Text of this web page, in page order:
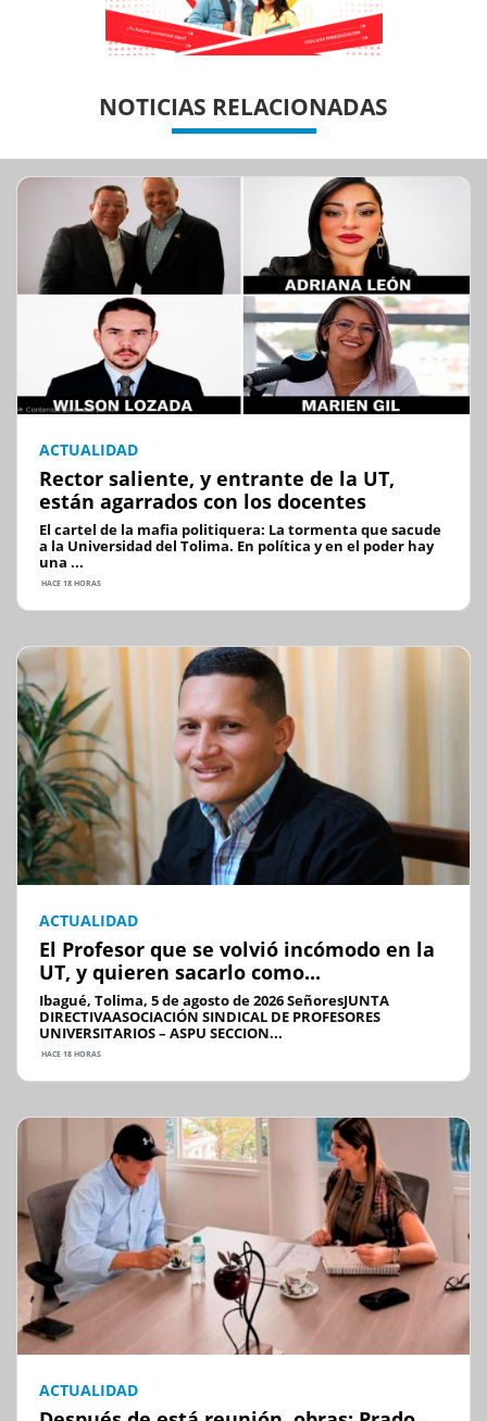
NOTICIAS RELACIONADAS
ACTUALIDAD
Rector saliente, y entrante de la UT,
están agarrados con los docentes
El cartel de la mafia politiquera: La tormenta que sacude
a la Universidad del Tolima. En política y en el poder hay
una ...
HACE 18 HORAS
ACTUALIDAD
El Profesor que se volvió incómodo en la
UT, y quieren sacarlo como...
Ibagué, Tolima, 5 de agosto de 2026 SeñoresJUNTA
DIRECTIVAASOCIACIÓN SINDICAL DE PROFESORES
UNIVERSITARIOS – ASPU SECCION...
HACE 18 HORAS
ACTUALIDAD